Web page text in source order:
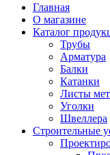
Главная
О магазине
Каталог
Трубы
Арматура
Балки
Катанки
Листы
Уголки
Швеллера
Строительные